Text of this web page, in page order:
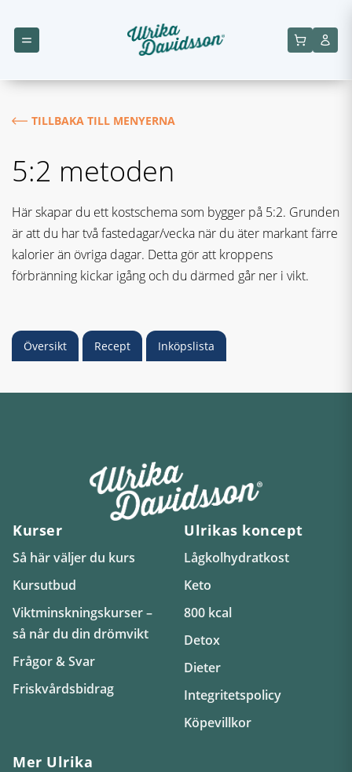
TILLBAKA TILL MENYERNA
5:2 metoden
Här skapar du ett kostschema som bygger på 5:2. Grunden
är att du har två fastedagar/vecka när du äter markant färre
kalorier än övriga dagar. Detta gör att kroppens
förbränning kickar igång och du därmed går ner i vikt.
Översikt Recept Inköpslista
Kurser
Så här väljer du kurs
Kursutbud
Viktminskningskurser –
så når du din drömvikt
Frågor & Svar
Friskvårdsbidrag
Ulrikas koncept
Lågkolhydratkost
Keto
800 kcal
Detox
Dieter
Integritetspolicy
Köpevillkor
Mer Ulrika